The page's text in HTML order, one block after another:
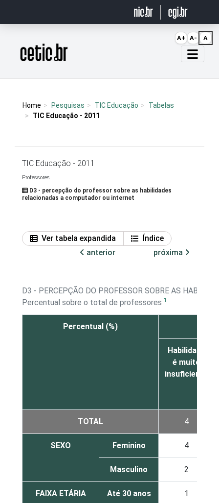
Página inicial
Home Pesquisas TIC Educação
Tabelas
TIC Educação - 2011
TIC Educação - 2011
Professores
D3 - percepção do professor sobre as habilidades
relacionadas a computador ou internet
Ver tabela expandida
Índice
anterior
próxima
D3 - PERCEPÇÃO DO PROFESSOR SOBRE AS
Percentual sobre o total de professores 1
Percentual (%)
Habilidade
é muito
insuficiente
TOTAL 4
SEXO Feminino 4
Masculino 2
FAIXA ETÁRIA Até 30 anos 1
A+ A- A